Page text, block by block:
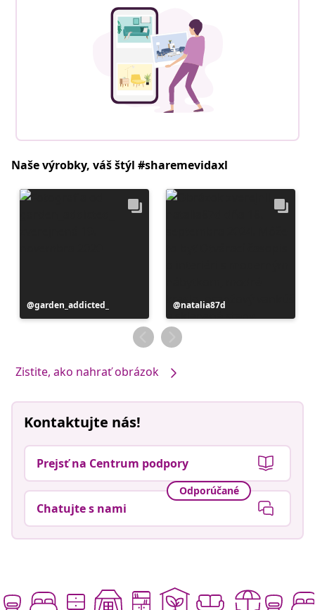
Naše výrobky, váš štýl #sharemevidaxl
Príspevok
zverejnil
garden_addicted_
Príspevok
zverejnil
natalia87d
Zistite, ako nahrať obrázok
Kontaktujte nás!
Prejsť na Centrum podpory
Odporúčané
Chatujte s nami